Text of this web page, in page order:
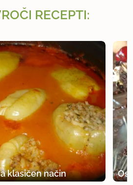
RECEPTI:
klasičen način